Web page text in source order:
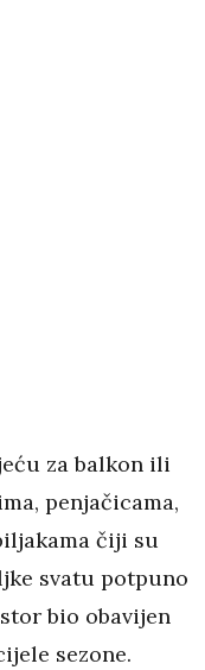
za balkon ili
penjačicama,
čiji su
svatu potpuno
bio obavijen
sezone.